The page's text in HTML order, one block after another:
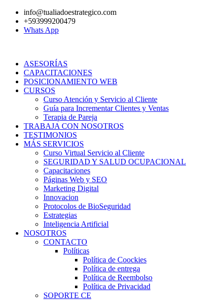
contenido
info@tualiadoestrategico.com
+593999200479
Whats App
ASESORÍAS
CAPACITACIONES
POSICIONAMIENTO WEB
CURSOS
Curso Atención y Servicio al Cliente
Guía para Incrementar Clientes y Ventas
Terapia de Pareja
TRABAJA CON NOSOTROS
TESTIMONIOS
MÁS SERVICIOS
Curso Virtual Servicio al Cliente
SEGURIDAD Y SALUD OCUPACIONAL
Capacitaciones
Páginas Web y SEO
Marketing Digital
Innovacion
Protocolos de BioSeguridad
Estrategias
Inteligencia Artificial
NOSOTROS
CONTACTO
Políticas
Política de Coockies
Política de entrega
Política de Reembolso
Política de Privacidad
SOPORTE CE